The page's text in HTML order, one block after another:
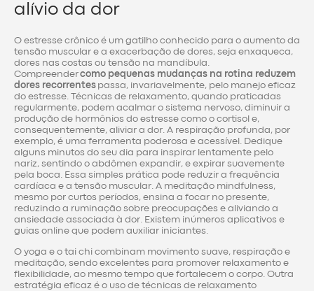
alívio da dor
O estresse crônico é um gatilho conhecido para o aumento da
tensão muscular e a exacerbação de dores, seja enxaqueca,
dores nas costas ou tensão na mandíbula.
Compreendercomo pequenas mudanças na rotina reduzem
dores recorrentes passa, invariavelmente, pelo manejo eficaz
do estresse. Técnicas de relaxamento, quando praticadas
regularmente, podem acalmar o sistema nervoso, diminuir a
produção de hormônios do estresse como o cortisol e,
consequentemente, aliviar a dor. A respiração profunda, por
exemplo, é uma ferramenta poderosa e acessível. Dedique
alguns minutos do seu dia para inspirar lentamente pelo
nariz, sentindo o abdômen expandir, e expirar suavemente
pela boca. Essa simples prática pode reduzir a frequência
cardíaca e a tensão muscular. A meditação mindfulness,
mesmo por curtos períodos, ensina a focar no presente,
reduzindo a ruminação sobre preocupações e aliviando a
ansiedade associada à dor. Existem inúmeros aplicativos e
guias online que podem auxiliar iniciantes.
O yoga e o tai chi combinam movimento suave, respiração e
meditação, sendo excelentes para promover relaxamento e
flexibilidade, ao mesmo tempo que fortalecem o corpo. Outra
estratégia eficaz é o uso de técnicas de relaxamento